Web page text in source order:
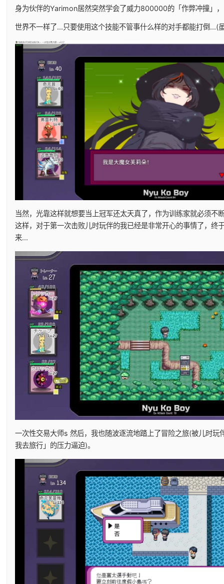
身为伙伴的Yarimon居然突然学会了威力800000的「作弊冲撞」，
世界不一样了...只要使用这个技能不管事什么样的对手都能打倒...(
当然，光靠这样就想要当上冠军还太天真了，作为训练家就必须不
这样，对于第一次击败儿时玩伴的我已经是非常开心的事情了，终
来...
一次性交易大师s 然后，我也随波逐流地踏上了冒险之旅(被儿时玩
我去旅行」的压力逼迫)。